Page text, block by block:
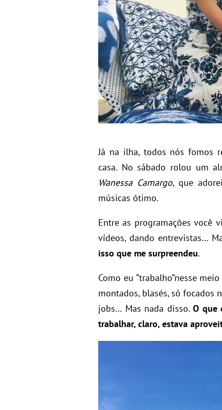
Já na ilha, todos nós fomos
casa. No sábado rolou um
Wanessa Camargo, que
músicas ótimo.
Entre as programações você
vídeos, dando entrevistas…
isso que me surpreendeu.
Como eu “trabalho”nesse
montados, blasés, só focados
jobs… Mas nada disso.O que
trabalhar, claro, estava